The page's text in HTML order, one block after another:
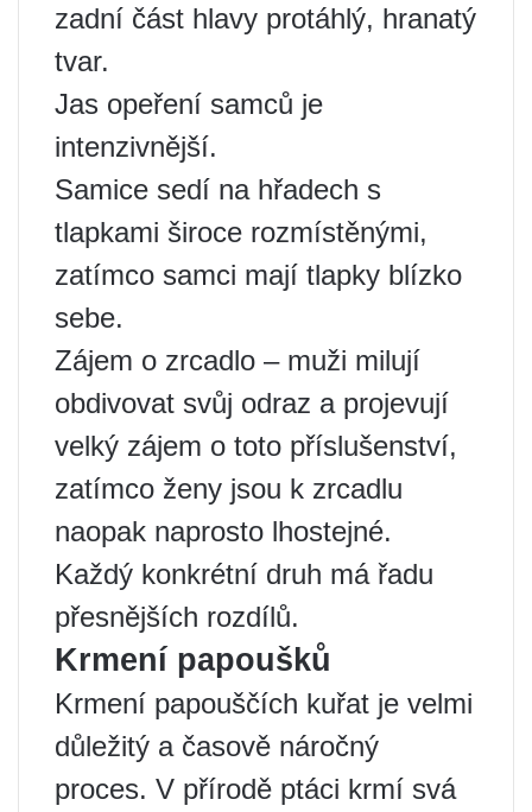
zadní část hlavy protáhlý, hranatý
tvar.
Jas opeření samců je
intenzivnější.
Samice sedí na hřadech s
tlapkami široce rozmístěnými,
zatímco samci mají tlapky blízko
sebe.
Zájem o zrcadlo – muži milují
obdivovat svůj odraz a projevují
velký zájem o toto příslušenství,
zatímco ženy jsou k zrcadlu
naopak naprosto lhostejné.
Každý konkrétní druh má řadu
přesnějších rozdílů.
Krmení papoušků
Krmení papouščích kuřat je velmi
důležitý a časově náročný
proces. V přírodě ptáci krmí svá